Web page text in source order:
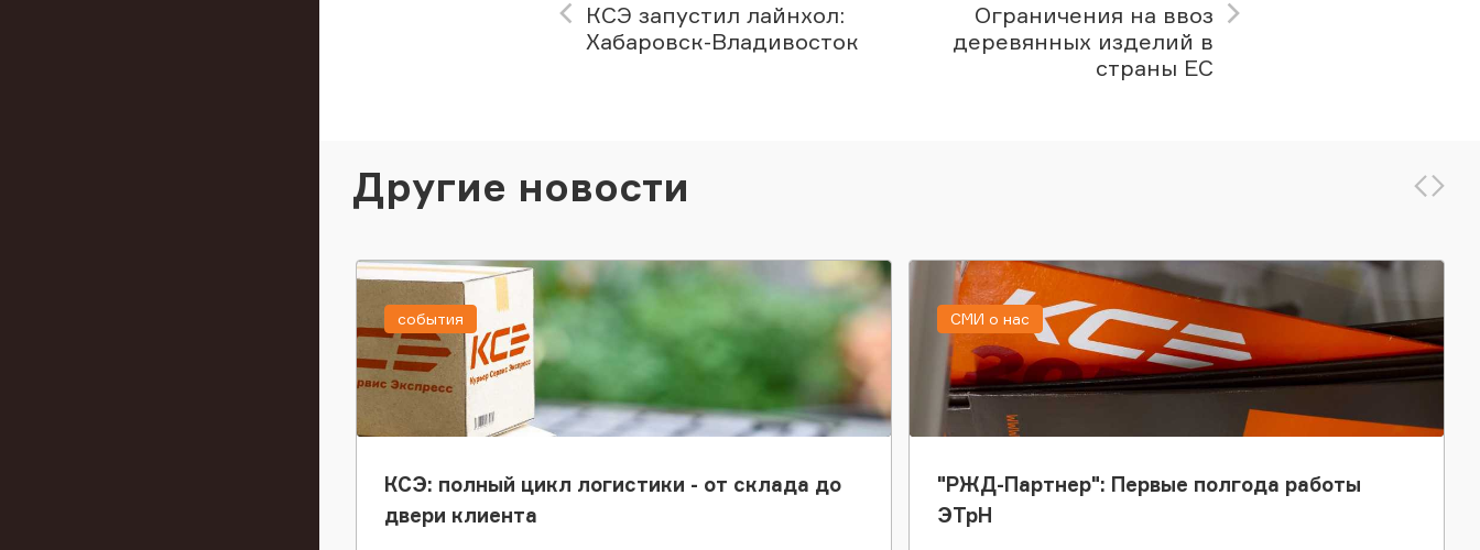
КСЭ запустил лайнхол:
Хабаровск-Владивосток
Ограничения на ввоз
деревянных изделий в
страны ЕС
Другие новости
КСЭ: полный цикл логистики - от склада до
двери клиента
события
"РЖД-Партнер": Первые полгода работы
ЭТрН
СМИ о нас